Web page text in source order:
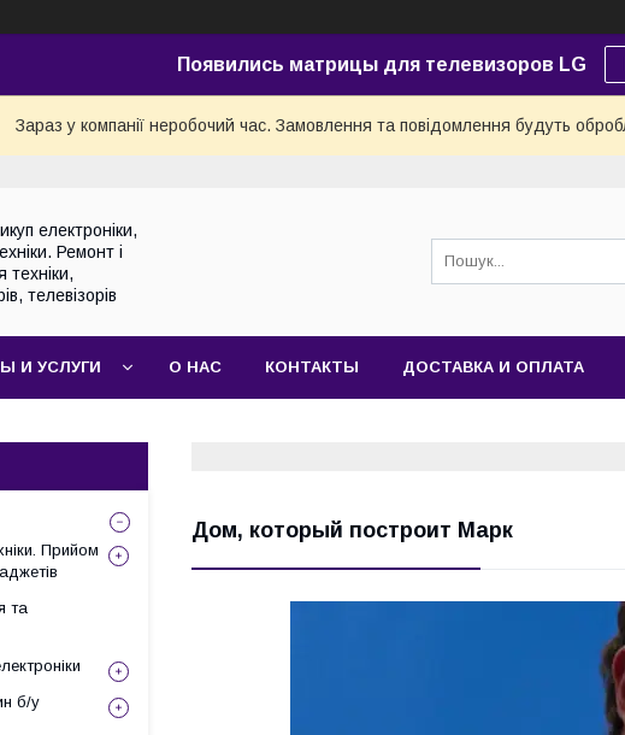
Появились матрицы для телевизоров LG
Зараз у компанії неробочий час. Замовлення та повідомлення будуть
електроніки,
Ремонт і
техніки,
телевізорів
И УСЛУГИ О НАС КОНТАКТЫ ДОСТАВКА И ОПЛАТА
Дом, который построит Марк
Прийом
та
б/у